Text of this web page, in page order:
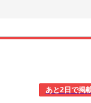
あと2日で掲